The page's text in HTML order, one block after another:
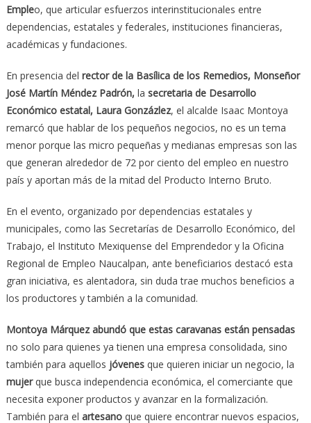
Empleo, que articular esfuerzos interinstitucionales entre
dependencias, estatales y federales, instituciones financieras,
académicas y fundaciones.
En presencia del rector de la Basílica de los Remedios, Monseñor
José Martín Méndez Padrón, la secretaria de Desarrollo
Económico estatal, Laura Gonzázlez, el alcalde Isaac Montoya
remarcó que hablar de los pequeños negocios, no es un tema
menor porque las micro pequeñas y medianas empresas son las
que generan alrededor de 72 por ciento del empleo en nuestro
país y aportan más de la mitad del Producto Interno Bruto.
En el evento, organizado por dependencias estatales y
municipales, como las Secretarías de Desarrollo Económico, del
Trabajo, el Instituto Mexiquense del Emprendedor y la Oficina
Regional de Empleo Naucalpan, ante beneficiarios destacó esta
gran iniciativa, es alentadora, sin duda trae muchos beneficios a
los productores y también a la comunidad.
Montoya Márquez abundó que estas caravanas están pensadas
no solo para quienes ya tienen una empresa consolidada, sino
también para aquellos jóvenesque quieren iniciar un negocio, la
mujerque busca independencia económica, el comerciante que
necesita exponer productos y avanzar en la formalización.
También para el artesanoque quiere encontrar nuevos espacios,